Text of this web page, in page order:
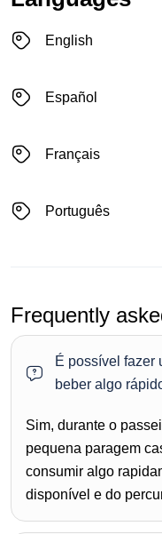
English
Español
Français
Português
Frequently
É possível fazer
beber algo
Sim, durante o
pequena paragem
consumir algo
disponível e do